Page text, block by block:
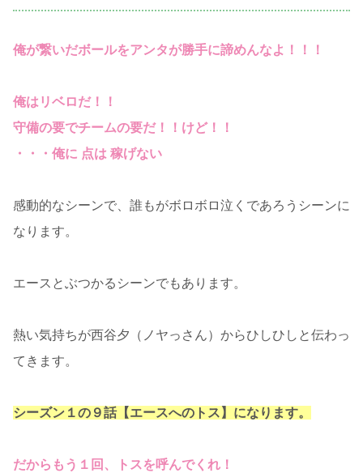
俺が繋いだボールをアンタが勝手に諦めんなよ！！！
俺はリベロだ！！
守備の要でチームの要だ！！けど！！
・・・俺に 点は 稼げない
感動的なシーンで、誰もがボロボロ泣くであろうシーンに
なります。
エースとぶつかるシーンでもあります。
熱い気持ちが西谷夕（ノヤっさん）からひしひしと伝わっ
てきます。
シーズン１の９話【エースへのトス】になります。
だからもう１回、トスを呼んでくれ！